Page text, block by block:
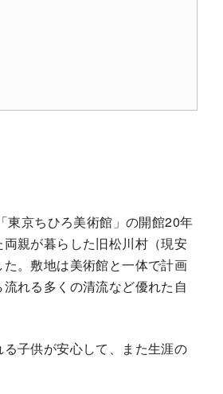
東京ちひろ美術館」の開館20年
親が暮らした旧松川村（現安
。敷地は美術館と一体で計画
れる多くの清流など優れた自
子供が安心して、また生涯の